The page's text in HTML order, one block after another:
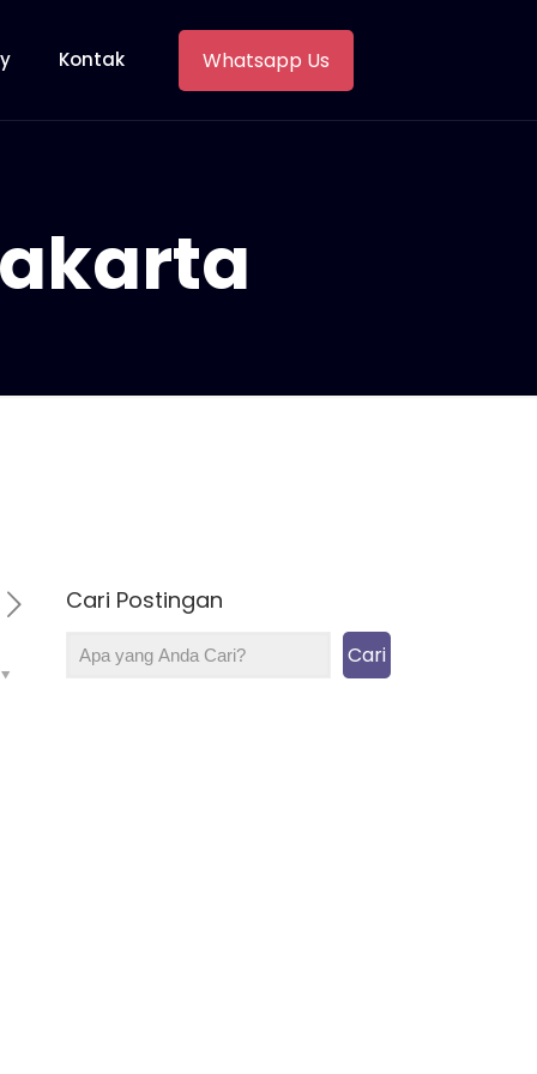
Kontak Whatsapp Us
Cari Postingan
Cari